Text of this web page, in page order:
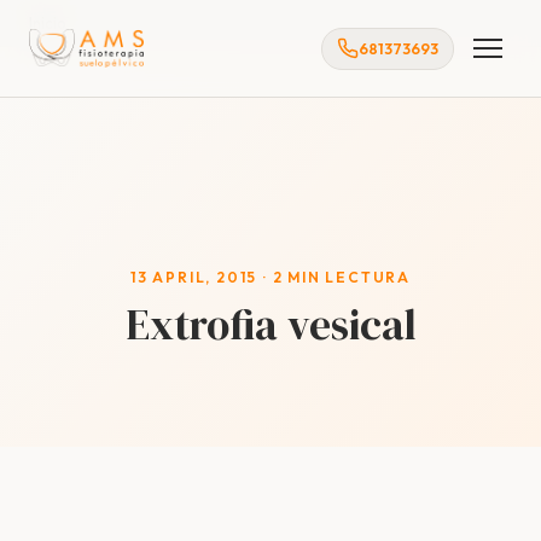
681373693
13 APRIL, 2015 · 2 MIN LECTURA
Extrofia vesical